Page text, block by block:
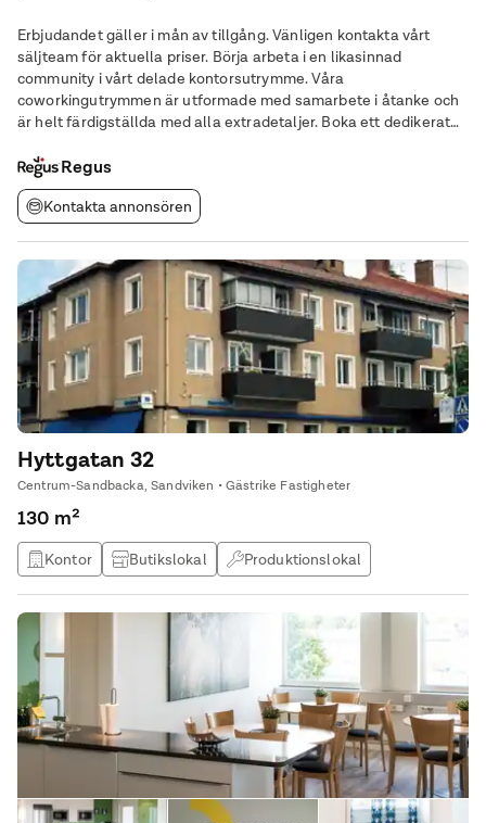
Erbjudandet gäller i mån av tillgång. Vänligen kontakta vårt
säljteam för aktuella priser. Börja arbeta i en likasinnad
community i vårt delade kontorsutrymme. Våra
coworkingutrymmen är utformade med samarbete i åtanke och
är helt färdigställda med alla extradetaljer. Boka ett dedikerat
alternativ. Öppna din verksamhet för nya
Regus
Kontakta annonsören
Hyttgatan 32
Centrum-Sandbacka, Sandviken • Gästrike Fastigheter
130 m²
Kontor Butikslokal
Produktionslokal
Lagerlokal